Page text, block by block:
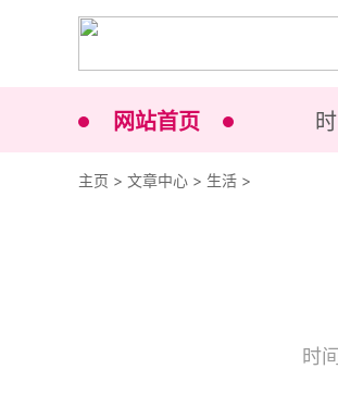
网站首页
主页 > 文章中心 > 生活 >
时